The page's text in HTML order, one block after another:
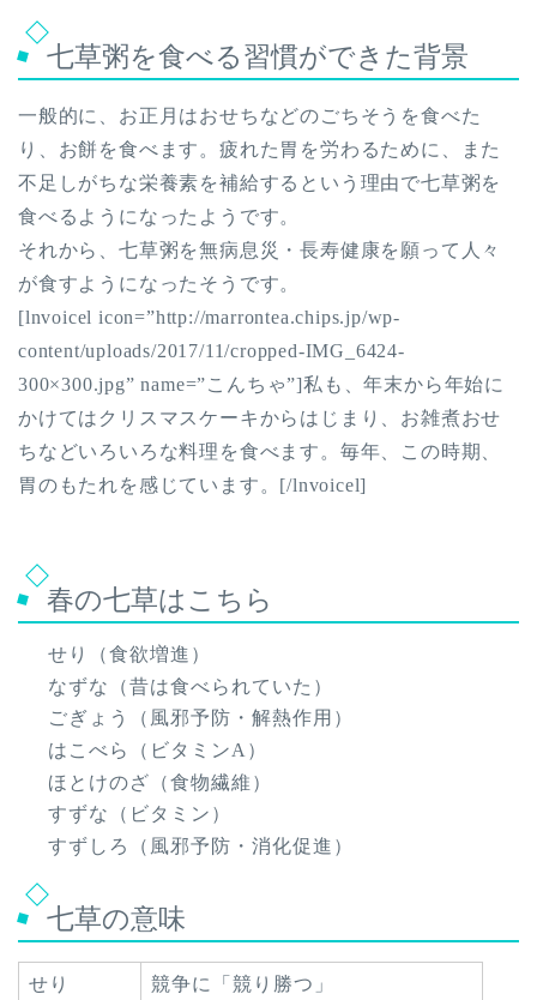
七草粥を食べる習慣ができた背景
一般的に、お正月はおせちなどのごちそうを食べた
り、お餅を食べます。疲れた胃を労わるために、また
不足しがちな栄養素を補給するという理由で七草粥を
食べるようになったようです。
それから、七草粥を無病息災・長寿健康を願って人々
が食すようになったそうです。
[lnvoicel icon=”http://marrontea.chips.jp/wp-
content/uploads/2017/11/cropped-IMG_6424-
300×300.jpg” name=”こんちゃ”]私も、年末から年始に
かけてはクリスマスケーキからはじまり、お雑煮おせ
ちなどいろいろな料理を食べます。毎年、この時期、
胃のもたれを感じています。[/lnvoicel]
春の七草はこちら
せり（食欲増進）
なずな（昔は食べられていた）
ごぎょう（風邪予防・解熱作用）
はこべら（ビタミンA）
ほとけのざ（食物繊維）
すずな（ビタミン）
すずしろ（風邪予防・消化促進）
七草の意味
せり 競争に「競り勝つ」